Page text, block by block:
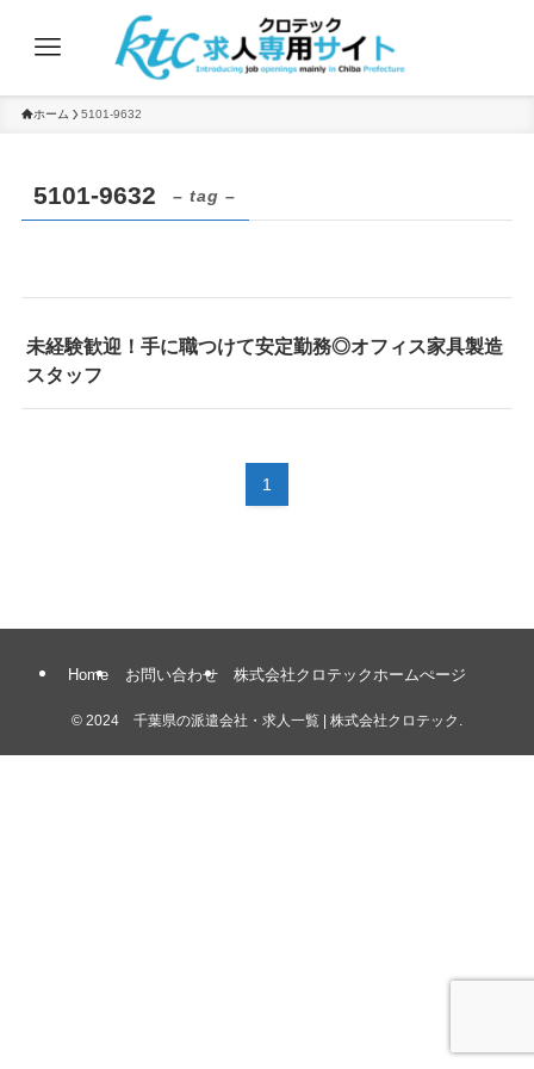
ホーム 5101-9632
5101-9632 – tag –
未経験歓迎！手に職つけて安定勤務◎オフィス家具製造
スタッフ
1
Home お問い合わせ 株式会社クロテックホームぺージ
© 2024 千葉県の派遣会社・求人一覧 | 株式会社クロテック.